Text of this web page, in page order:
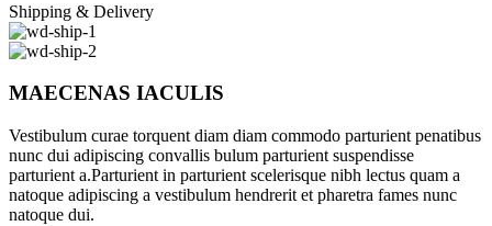
Shipping & Delivery
MAECENAS IACULIS
Vestibulum curae torquent diam diam commodo parturient penatibus
nunc dui adipiscing convallis bulum parturient suspendisse
parturient a.Parturient in parturient scelerisque nibh lectus quam a
natoque adipiscing a vestibulum hendrerit et pharetra fames nunc
natoque dui.